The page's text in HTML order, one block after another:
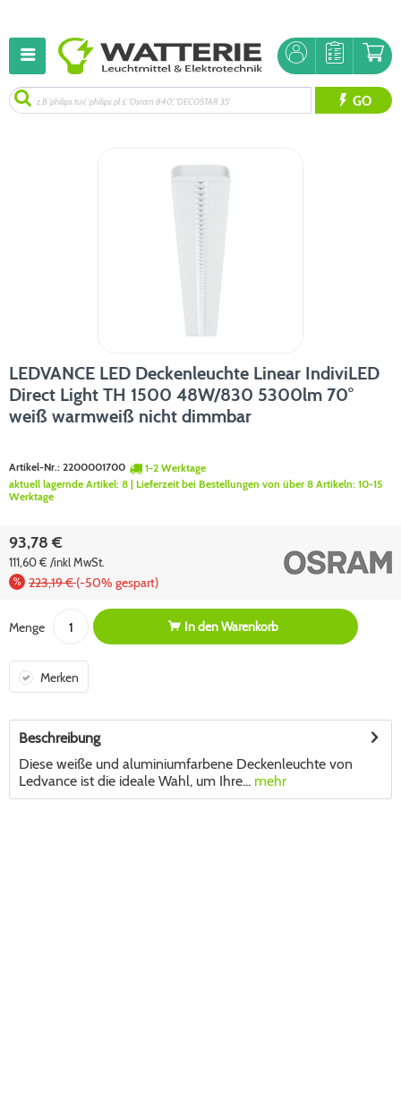
GO
LEDVANCE LED Deckenleuchte Linear IndiviLED
Direct Light TH 1500 48W/830 5300lm 70°
weiß warmweiß nicht dimmbar
Artikel-Nr.: 2200001700
1-2 Werktage
aktuell lagernde Artikel: 8 | Lieferzeit bei Bestellungen von über 8 Artikeln: 10-15
Werktage
93,78 €
111,60 € /inkl MwSt.
223,19 €(-50% gespart)
Menge In denWarenkorb
Merken
Beschreibung
Diese weiße und aluminiumfarbene Deckenleuchte von
Ledvance ist die ideale Wahl, um Ihre... mehr